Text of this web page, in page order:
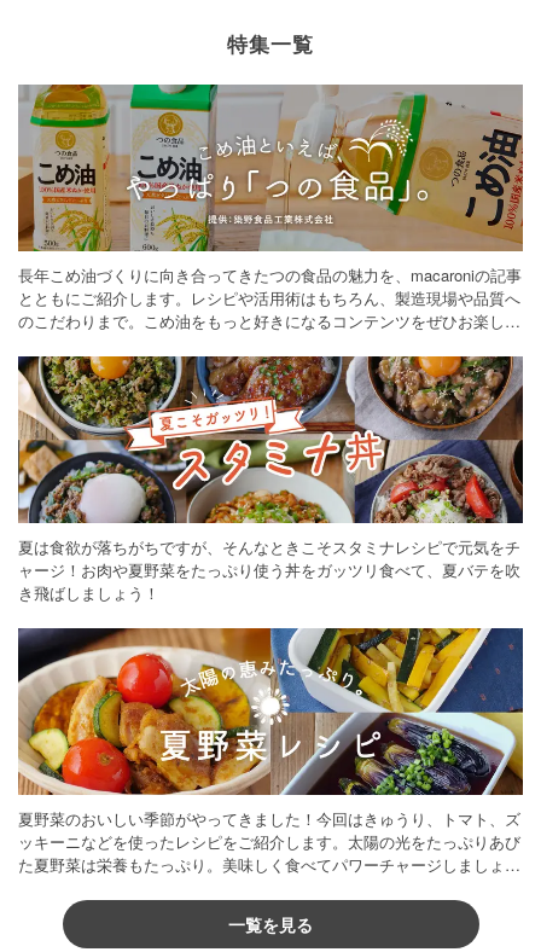
特集一覧
長年こめ油づくりに向き合ってきたつの食品の魅力を、macaroniの記事
とともにご紹介します。レシピや活用術はもちろん、製造現場や品質へ
のこだわりまで。こめ油をもっと好きになるコンテンツをぜひお楽しみ
夏は食欲が落ちがちですが、そんなときこそスタミナレシピで元気をチ
ャージ！お肉や夏野菜をたっぷり使う丼をガッツリ食べて、夏バテを吹
き飛ばしましょう！
夏野菜のおいしい季節がやってきました！今回はきゅうり、トマト、ズ
ッキーニなどを使ったレシピをご紹介します。太陽の光をたっぷりあび
た夏野菜は栄養もたっぷり。美味しく食べてパワーチャージしましょう
一覧を見る